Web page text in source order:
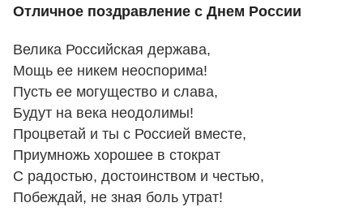
Отличное поздравление с Днем России
Велика Российская держава,
Мощь ее никем неоспорима!
Пусть ее могущество и слава,
Будут на века неодолимы!
Процветай и ты с Россией вместе,
Приумножь хорошее в стократ
С радостью, достоинством и честью,
Побеждай, не зная боль утрат!